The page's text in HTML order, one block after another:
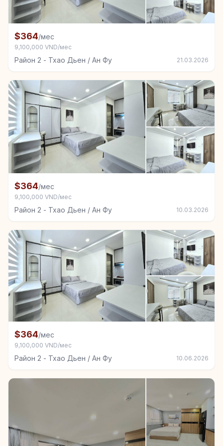
Комната в аренду в Район 2 - Тхао Дьен / Ан Фу
$364/мес
9,100,000 VND/мес
Район 2 - Тхао Дьен / Ан Фу 21.03.2026
Комната в аренду в Район 2 - Тхао Дьен / Ан Фу
$364/мес
9,100,000 VND/мес
Район 2 - Тхао Дьен / Ан Фу 10.03.2026
Комната в аренду в Район 2 - Тхао Дьен / Ан Фу
$364/мес
9,100,000 VND/мес
Район 2 - Тхао Дьен / Ан Фу 10.06.2026